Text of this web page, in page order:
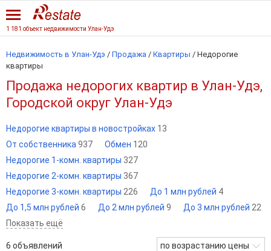
1 181 объект недвижимости Улан-Удэ
Недвижимость в Улан-Удэ / Продажа / Квартиры / Недорогие
квартиры
Продажа недорогих квартир в Улан-Удэ,
Городской округ Улан-Удэ
Недорогие квартиры в новостройках 13
От собственника 937 Обмен 120
Недорогие 1-комн. квартиры 327
Недорогие 2-комн. квартиры 367
Недорогие 3-комн. квартиры 226 До 1 млн рублей 4
До 1,5 млн рублей 6 До 2 млн рублей 9 До 3 млн рублей 22
Показать ещё
6 объявлений по возрастанию цены